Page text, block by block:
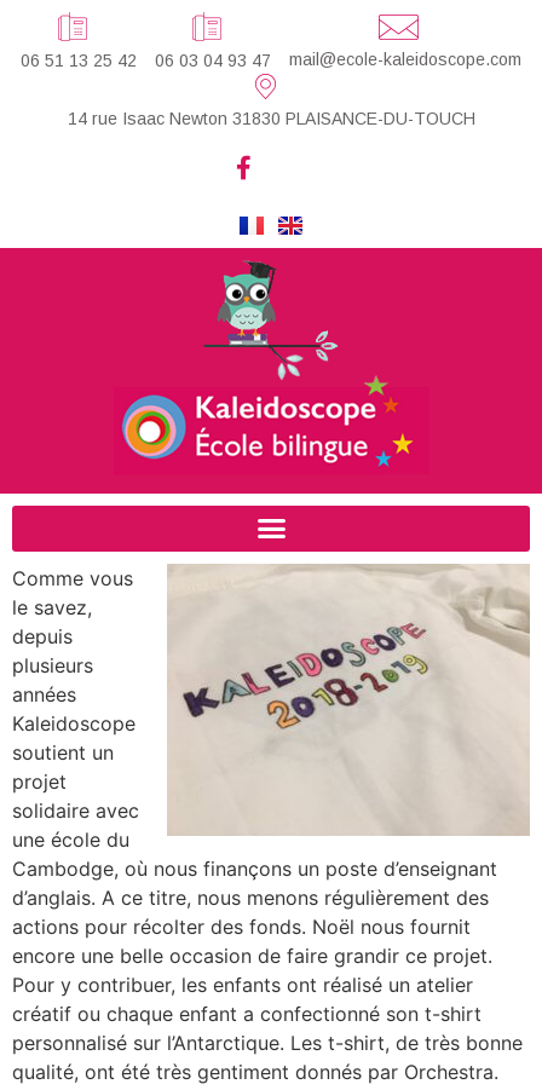
06 51 13 25 42 06 03 04 93 47 mail@ecole-kaleidoscope.com
14 rue Isaac Newton 31830 PLAISANCE-DU-TOUCH
Comme vous
le savez,
depuis
plusieurs
années
Kaleidoscope
soutient un
projet
solidaire avec
une école du
Cambodge, où nous finançons un poste d’enseignant
d’anglais. A ce titre, nous menons régulièrement des
actions pour récolter des fonds. Noël nous fournit
encore une belle occasion de faire grandir ce projet.
Pour y contribuer, les enfants ont réalisé un atelier
créatif ou chaque enfant a confectionné son t-shirt
personnalisé sur l’Antarctique. Les t-shirt, de très bonne
qualité, ont été très gentiment donnés par Orchestra.